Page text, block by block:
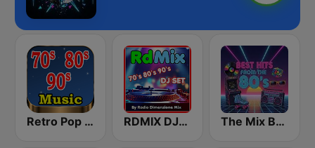
Retro Pop Hits 80s 90s RDMIX DJSET 70's 80' 90's The Mix Best Hits From The 80’s